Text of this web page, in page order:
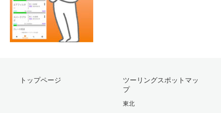
トップページ
ツーリングスポットマッ
プ
東北